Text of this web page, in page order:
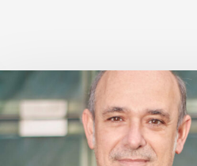
Miguel